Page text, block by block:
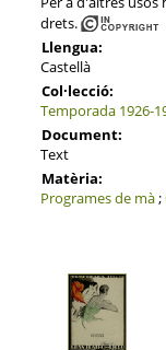
drets.
Llengua:
Castellà
Col·lecció:
Temporada 1926-
Document:
Text
Matèria:
Programes de mà;